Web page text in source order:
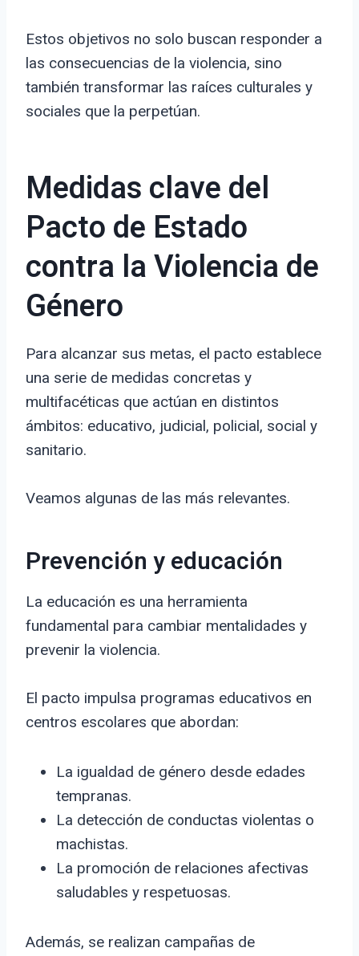
Estos objetivos no solo buscan responder a
las consecuencias de la violencia, sino
también transformar las raíces culturales y
sociales que la perpetúan.
Medidas clave del
Pacto de Estado
contra la Violencia de
Género
Para alcanzar sus metas, el pacto establece
una serie de medidas concretas y
multifacéticas que actúan en distintos
ámbitos: educativo, judicial, policial, social y
sanitario.
Veamos algunas de las más relevantes.
Prevención y educación
La educación es una herramienta
fundamental para cambiar mentalidades y
prevenir la violencia.
El pacto impulsa programas educativos en
centros escolares que abordan:
La igualdad de género desde edades
tempranas.
La detección de conductas violentas o
machistas.
La promoción de relaciones afectivas
saludables y respetuosas.
Además, se realizan campañas de